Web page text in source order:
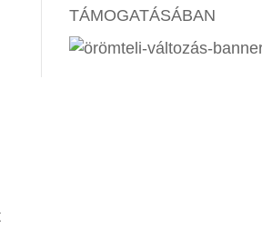
TÁMOGATÁSÁBAN